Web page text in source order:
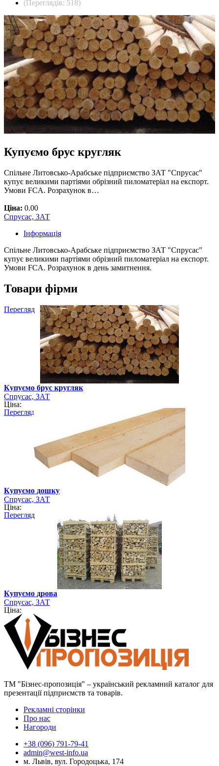
(Переглядів: 518)
Купуємо брус кругляк
Спільне Литовсько-Арабське підприємство ЗАТ "Спрусас"
купує великими партіями обрізний пиломатеріал на експорт.
Умови FCA. Розрахунок в…
Ціна: 0.00
Спрусас, ЗАТ
Інформація
Спільне Литовсько-Арабське підприємство ЗАТ "Спрусас"
купує великими партіями обрізний пиломатеріал на експорт.
Умови FCA. Розрахунок в день замитнення.
Товари фірми
Перегляд
Купуємо брус кругляк
Спрусас, ЗАТ
Ціна:
Перегляд
Купуємо дошку
Спрусас, ЗАТ
Ціна:
Перегляд
Купуємо дрова
Спрусас, ЗАТ
Ціна:
ТМ "Бізнес-пропозиція" – український рекламний каталог для
презентації підприємств та товарів.
Рекламні сторінки
Про нас
Нагороди
+38 (096) 791-79-41
admin@west-info.ua
м. Львів, вул. Городоцька, 174